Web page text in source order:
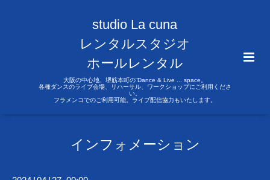
studio La cuna
レンタルスタジオ
ホールレンタル
大阪の中心地、堺筋本町の“Dance & Live ... space。
各種ダンスのライブ会場、リハーサル、ワークショップにご利用くださ
い。
フラメンコでのご利用可能。ライブ配信協力もいたします。
インフォメーション